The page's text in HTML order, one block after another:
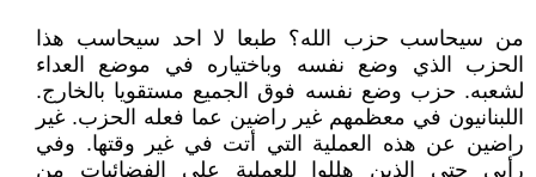
من سيحاسب حزب الله؟ طبعا لا احد سيحاسب هذا
الحزب الذي وضع نفسه وباختياره في موضع العداء
لشعبه. حزب وضع نفسه فوق الجميع مستقويا بالخارج.
اللبنانيون في معظمهم غير راضين عما فعله الحزب. غير
راضين عن هذه العملية التي أتت في غير وقتها. وفي
رأيي حتى الذين هللوا للعملية على الفضائيات من